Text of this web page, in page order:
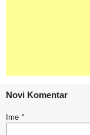
Novi Komentar
Ime *